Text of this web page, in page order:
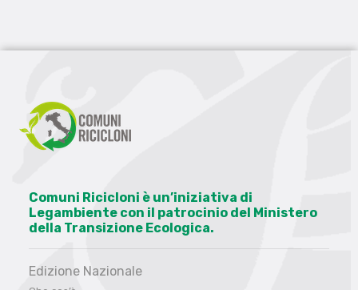
Comuni Ricicloni è un’iniziativa di
Legambiente con il patrocinio del Ministero
della Transizione Ecologica.
Edizione Nazionale